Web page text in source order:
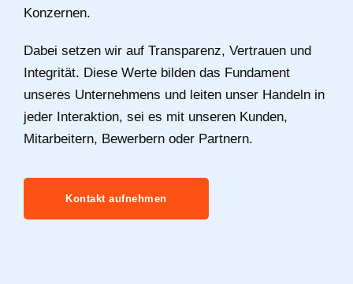
Konzernen.
Dabei setzen wir auf Transparenz, Vertrauen und
Integrität. Diese Werte bilden das Fundament
unseres Unternehmens und leiten unser Handeln in
jeder Interaktion, sei es mit unseren Kunden,
Mitarbeitern, Bewerbern oder Partnern.
Kontakt aufnehmen